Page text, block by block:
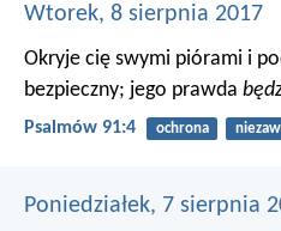
Wtorek, 8 sierpnia 2017
Okryje cię swymi piórami i
bezpieczny; jego prawda
Psalmów 91:4 ochrona
Poniedziałek, 7 sierpnia